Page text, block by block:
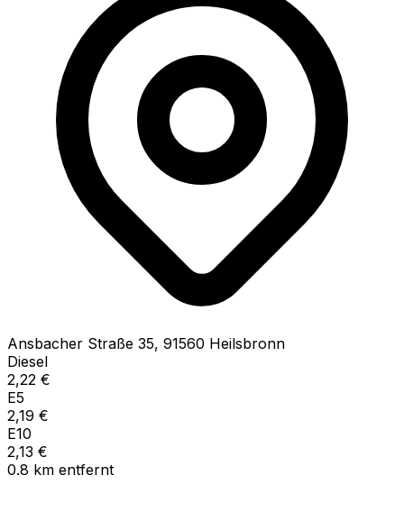
Ansbacher Straße 35, 91560 Heilsbronn
Diesel
2,22 €
E5
2,19 €
E10
2,13 €
0.8 km entfernt